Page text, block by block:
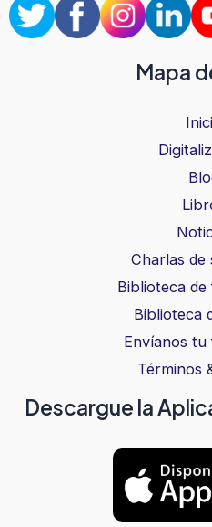
Mapa
Charlas de
Biblioteca
Biblioteca
Envíanos
Términos
Descargue la